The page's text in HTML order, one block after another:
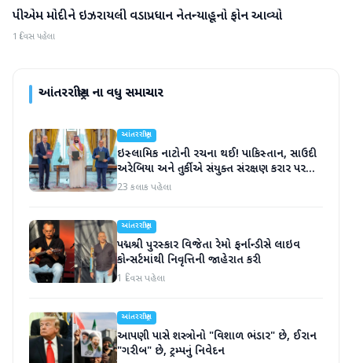
આંતરરાષ્ટ્રીય
પીએમ મોદીને ઇઝરાયલી વડાપ્રધાન નેતન્યાહૂનો ફોન આવ્યો
1 દિવસ પહેલા
આંતરરાષ્ટ્રીયના વધુ સમાચાર
આંતરરાષ્ટ્રીય
ઇસ્લામિક નાટોની રચના થઈ! પાકિસ્તાન, સાઉદી
અરેબિયા અને તુર્કીએ સંયુક્ત સંરક્ષણ કરાર પર
હસ્તાક્ષર
23 કલાક પહેલા
આંતરરાષ્ટ્રીય
પદ્મશ્રી પુરસ્કાર વિજેતા રેમો ફર્નાન્ડીસે લાઇવ
કોન્સર્ટમાંથી નિવૃત્તિની જાહેરાત કરી
1 દિવસ પહેલા
આંતરરાષ્ટ્રીય
આપણી પાસે શસ્ત્રોનો "વિશાળ ભંડાર" છે, ઈરાન
"ગરીબ" છે, ટ્રમ્પનું નિવેદન